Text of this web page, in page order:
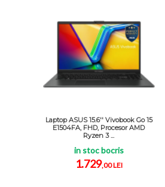
Laptop ASUS 15.6'' Vivobook Go 15
E1504FA, FHD, Procesor AMD
Ryzen 3 ...
in stoc bocris
1.729,00 LEI